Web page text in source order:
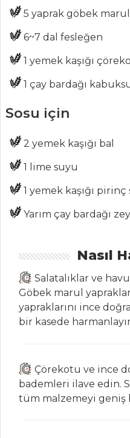
SALATALAR
Yeşil Zeytinli
Patlıcan Salatası
Etli Ve Peynirli
Ispanak Salatası
Elmalı Karışık
Salatalar Tüm
Tarifleri
MASTERCHEF
pratik çiğ köfte
Şeflerden İmza
tabağı; gece gibi
siyah tarifi
yapılışı
Masterchef Tüm
Tarifleri
5 yaprak göbek marul
6~7 dal fesleğen
1 yemek kaşığı
1 çay bardağı
Sosu için
2 yemek kaşığı bal
1 lime suyu
1 yemek kaşığı pirinç
Yarım çay bardağı
Nasıl
Salatalıklar ve
Göbek marul
yapraklarını ince
bir kasede
Çörekotu ve ince
bademleri ilave edin.
tüm malzemeyi geniş